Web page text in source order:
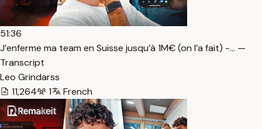
51:36
J’enferme ma team en Suisse jusqu’à 1M€ (on l’a fait) -… —
Transcript
Leo Grindarss
11,264
1 French